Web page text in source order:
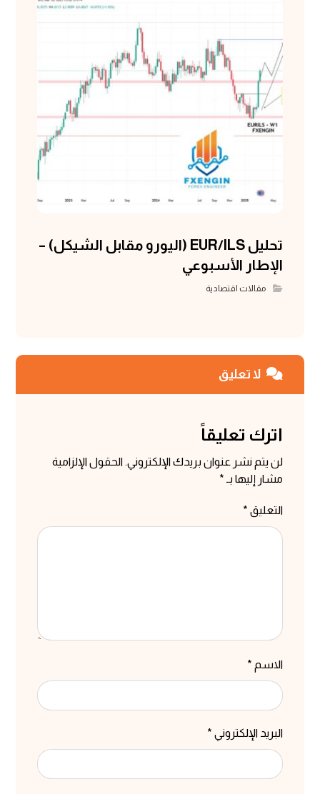
تحليل EUR/ILS (اليورو مقابل الشيكل) –
الإطار الأسبوعي
مقالات اقتصادية
لا تعليق
اترك تعليقاً
لن يتم نشر عنوان بريدك الإلكتروني. الحقول الإلزامية
مشار إليها بـ *
التعليق *
الاسم *
البريد الإلكتروني *